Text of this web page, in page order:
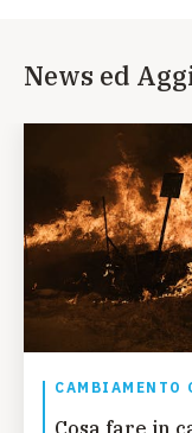
News ed
CAMBIAMENTO
Cosa fare in